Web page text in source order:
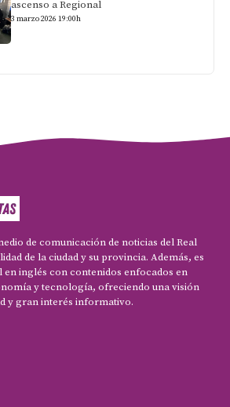
ascenso a Regional
3 marzo 2026 19:00h
de comunicación de noticias del Real
de la ciudad y su provincia. Además, es
inglés con contenidos enfocados en
y tecnología, ofreciendo una visión
y gran interés informativo.